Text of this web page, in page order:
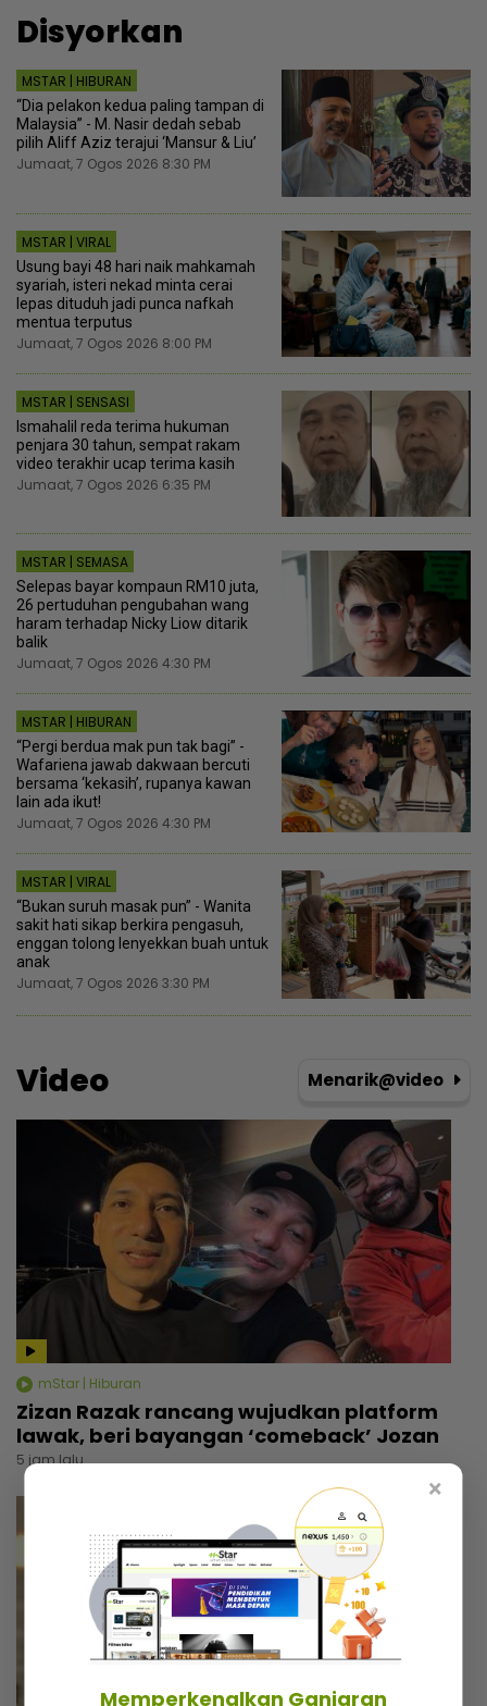
Disyorkan
MSTAR | HIBURAN
“Dia pelakon kedua paling tampan di
Malaysia” - M. Nasir dedah sebab
pilih Aliff Aziz terajui ‘Mansur & Liu’
Jumaat, 7 Ogos 2026 8:30 PM
MSTAR | VIRAL
Usung bayi 48 hari naik mahkamah
syariah, isteri nekad minta cerai
lepas dituduh jadi punca nafkah
mentua terputus
Jumaat, 7 Ogos 2026 8:00 PM
MSTAR | SENSASI
Ismahalil reda terima hukuman
penjara 30 tahun, sempat rakam
video terakhir ucap terima kasih
Jumaat, 7 Ogos 2026 6:35 PM
MSTAR | SEMASA
Selepas bayar kompaun RM10 juta,
26 pertuduhan pengubahan wang
haram terhadap Nicky Liow ditarik
balik
Jumaat, 7 Ogos 2026 4:30 PM
MSTAR | HIBURAN
“Pergi berdua mak pun tak bagi” -
Wafariena jawab dakwaan bercuti
bersama ‘kekasih’, rupanya kawan
lain ada ikut!
Jumaat, 7 Ogos 2026 4:30 PM
MSTAR | VIRAL
“Bukan suruh masak pun” - Wanita
sakit hati sikap berkira pengasuh,
enggan tolong lenyekkan buah untuk
anak
Jumaat, 7 Ogos 2026 3:30 PM
Video Menarik@video
mStar | Hiburan
Zizan Razak rancang wujudkan platform
lawak, beri bayangan ‘comeback’ Jozan
5 jam lalu
×
Memperkenalkan Ganjaran